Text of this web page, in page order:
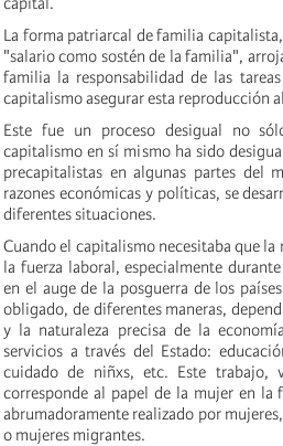
La forma patriarcal de familia
"salario como sostén de la familia",
familia la responsabilidad de las
capitalismo asegurar esta reproducción
Este fue un proceso desigual no
capitalismo en sí mismo ha sido
precapitalistas en algunas partes del
razones económicas y políticas, se
diferentes situaciones.
Cuando el capitalismo necesitaba que la
la fuerza laboral, especialmente
en el auge de la posguerra de los
obligado, de diferentes maneras,
y la naturaleza precisa de la
servicios a través del Estado:
cuidado de niñxs, etc. Este trabajo,
corresponde al papel de la mujer en la
abrumadoramente realizado por
o mujeres migrantes.